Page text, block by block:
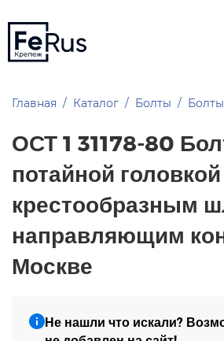
Главная Каталог Болты
ОСТ 1 31178-80
потайной
крестообразным
направляющим
Москве
Не нашли что искали?